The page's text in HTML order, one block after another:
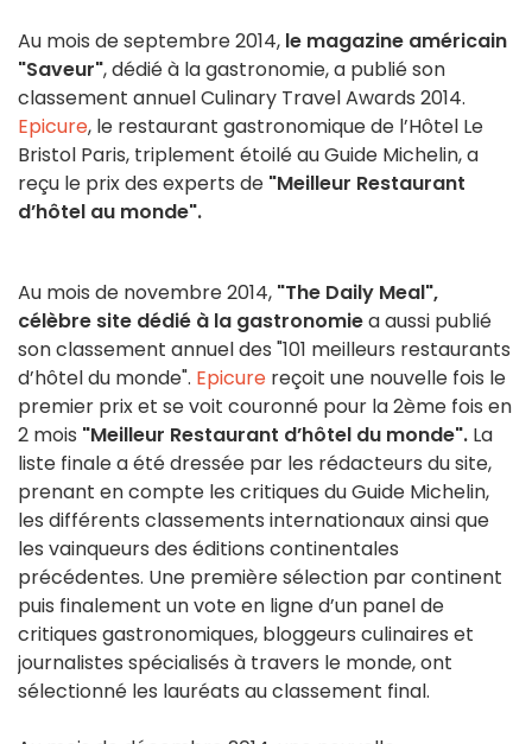
Au mois de septembre 2014, le magazine américain
"Saveur", dédié à la gastronomie, a publié son
classement annuel Culinary Travel Awards 2014.
Epicure, le restaurant gastronomique de l’Hôtel Le
Bristol Paris, triplement étoilé au Guide Michelin, a
reçu le prix des experts de "Meilleur Restaurant
d’hôtel au monde".
Au mois de novembre 2014, "The Daily Meal",
célèbre site dédié à la gastronomiea aussi publié
son classement annuel des "101 meilleurs restaurants
d’hôtel du monde". Epicure reçoit une nouvelle fois le
premier prix et se voit couronné pour la 2ème fois en
2 mois "Meilleur Restaurant d’hôtel du monde". La
liste finale a été dressée par les rédacteurs du site,
prenant en compte les critiques du Guide Michelin,
les différents classements internationaux ainsi que
les vainqueurs des éditions continentales
précédentes. Une première sélection par continent
puis finalement un vote en ligne d’un panel de
critiques gastronomiques, bloggeurs culinaires et
journalistes spécialisés à travers le monde, ont
sélectionné les lauréats au classement final.